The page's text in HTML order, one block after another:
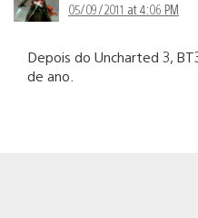
05/09/2011 at 4:06 PM
Depois do Uncharted 3,
de ano.